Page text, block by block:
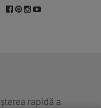
rapidă a